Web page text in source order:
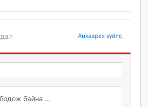
Анхаарах зүйлс